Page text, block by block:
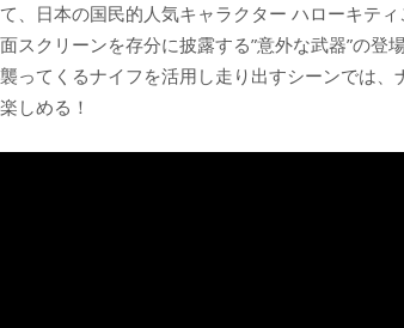
、日本の国民的人気キャラクター ハローキテ
スクリーンを存分に披露する”意外な武器”の登
ってくるナイフを活用し走り出すシーンでは
しめる！